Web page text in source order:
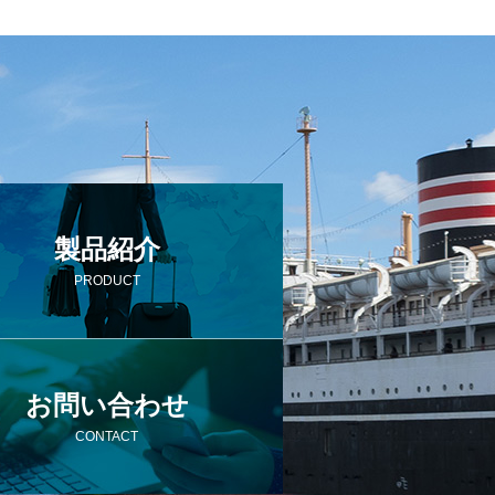
製品紹介
PRODUCT
お問い合わせ
CONTACT